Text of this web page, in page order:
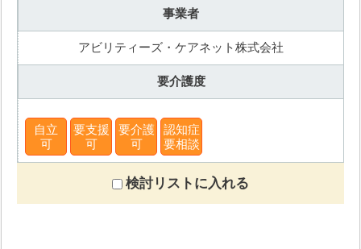
事業者
アビリティーズ・ケアネット株式会社
要介護度
自立
可
要支援
可
要介護
可
認知症
要相談
検討リストに入れる